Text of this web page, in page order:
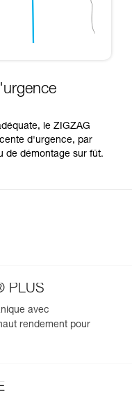
le ZIGZAG
d'urgence, par
de démontage sur fût.
PLUS
avec
rendement pour